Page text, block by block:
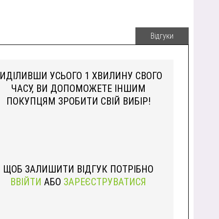
Відгуки
УСЬОГО 1 ХВИЛИНУ СВОГО
ЧАСУ, ВИ ДОПОМОЖЕТЕ ІНШИМ
ПОКУПЦЯМ ЗРОБИТИ СВІЙ ВИБІР!
ЩОБ ЗАЛИШИТИ ВІДГУК ПОТРІБНО
ВВІЙТИ АБО ЗАРЕЄСТРУВАТИСЯ